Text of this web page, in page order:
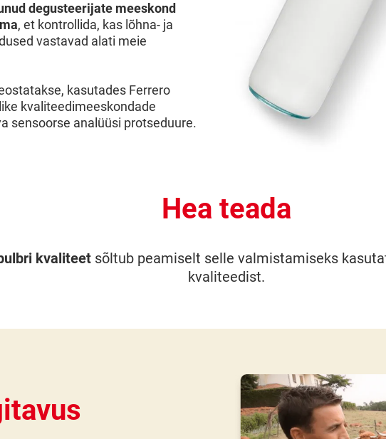
degusteerijate meeskond
, et kontrollida, kas lõhna- ja
vastavad alati meie
kasutades Ferrero
kvaliteedimeeskondade
sensoorse analüüsi protseduure.
Hea teada
kvaliteet sõltub peamiselt selle valmistamiseks
kvaliteedist.